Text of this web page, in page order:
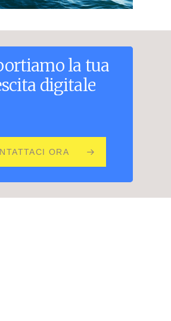
la tua
digitale
ORA